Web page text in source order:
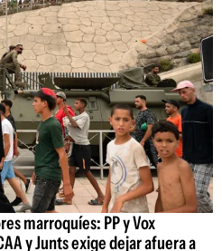
marroquíes: PP y Vox
y Junts exige dejar afuera a